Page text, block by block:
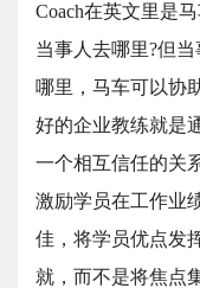
Coach在英文里是
当事人去哪里?但
哪里，马车可以协
好的企业教练就是
一个相互信任的关
激励学员在工作业
佳，将学员优点发
就，而不是将焦点